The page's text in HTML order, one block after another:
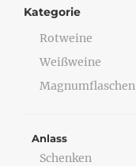
Kategorie
Rotweine
Weißweine
Magnumflaschen
Anlass
Schenken